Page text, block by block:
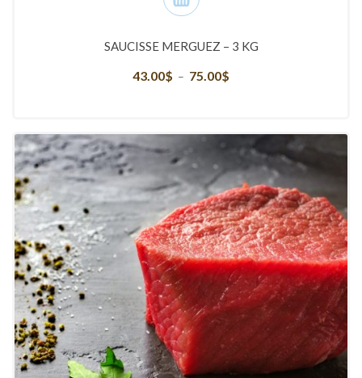
SAUCISSE MERGUEZ – 3 KG
43.00$ – 75.00$
à
75.00$